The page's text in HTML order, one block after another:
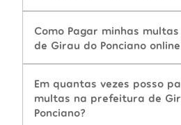
Como Pagar minhas
de Girau do Ponciano
Em quantas vezes posso
multas na prefeitura de
Ponciano?